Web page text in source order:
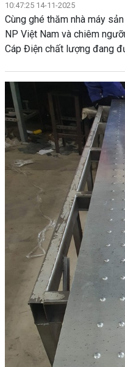
10:47:25 14-11-2025
​Cùng ghé thăm nhà máy
NP Việt Nam và chiêm
Cáp Điện chất lượng đang